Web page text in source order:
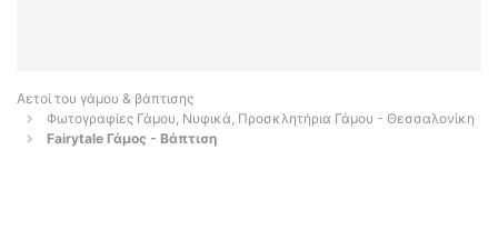
Αετοί του γάμου & βάπτισης
Φωτογραφίες Γάμου, Νυφικά, Προσκλητήρια Γάμου - Θεσσαλονίκη
Fairytale Γάμος - Βάπτιση